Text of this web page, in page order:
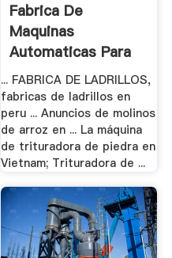
Fabrica De
Maquinas
Automaticas Para
Pilar Arroz .
... FABRICA DE LADRILLOS,
fabricas de ladrillos en
peru ... Anuncios de molinos
de arroz en ... La máquina
de trituradora de piedra en
Vietnam; Trituradora de ...